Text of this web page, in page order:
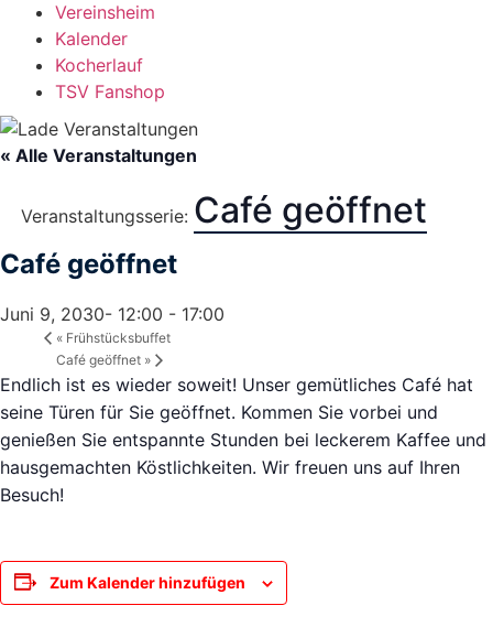
Vereinsheim
Kalender
Kocherlauf
TSV Fanshop
« Alle Veranstaltungen
Veranstaltungsserie: Café geöffnet
Café geöffnet
Juni 9, 2030- 12:00 - 17:00
« Frühstücksbuffet
Café geöffnet »
Endlich ist es wieder soweit! Unser gemütliches Café hat
seine Türen für Sie geöffnet. Kommen Sie vorbei und
genießen Sie entspannte Stunden bei leckerem Kaffee und
hausgemachten Köstlichkeiten. Wir freuen uns auf Ihren
Besuch!
Zum Kalender hinzufügen